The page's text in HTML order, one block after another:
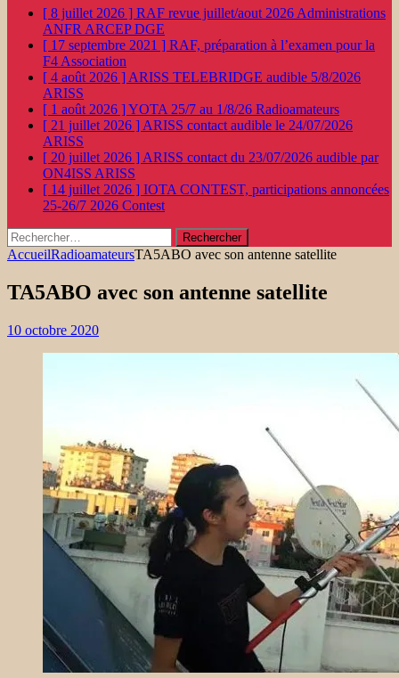
[ 8 juillet 2026 ] RAF revue juillet/aout 2026 Administrations
ANFR ARCEP DGE
[ 17 septembre 2021 ] RAF, préparation à l’examen pour la
F4 Association
[ 4 août 2026 ] ARISS TELEBRIDGE audible 5/8/2026
ARISS
[ 1 août 2026 ]YOTA 25/7 au 1/8/26 Radioamateurs
[ 21 juillet 2026 ] ARISS contact audible le 24/07/2026
ARISS
[ 20 juillet 2026 ] ARISS contact du 23/07/2026 audible par
ON4ISS ARISS
[ 14 juillet 2026 ] IOTA CONTEST, participations annoncées
25-26/7 2026 Contest
Rechercher :
AccueilRadioamateursTA5ABO avec son antenne satellite
TA5ABO avec son antenne satellite
10 octobre 2020